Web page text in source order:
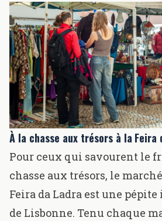
À la chasse aux trésors à la Feira
Pour ceux qui savourent le
chasse aux trésors, le
Feira da Ladra est une
de Lisbonne. Tenu chaque